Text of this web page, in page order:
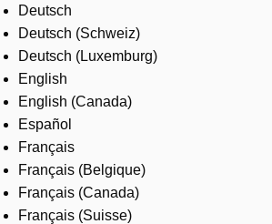
About us
Where to buy
Contact us
Careers
Deutsch
Deutsch (Schweiz)
Deutsch (Luxemburg)
English
English (Canada)
Español
Français
Français (Belgique)
Français (Canada)
Français (Suisse)